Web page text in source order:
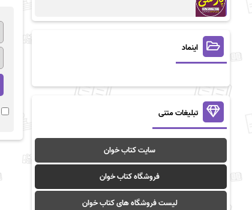
اینماد
تبلیغات متنی
سایت کتاب خوان
فروشگاه کتاب خوان
لیست فروشگاه های کتاب خوان